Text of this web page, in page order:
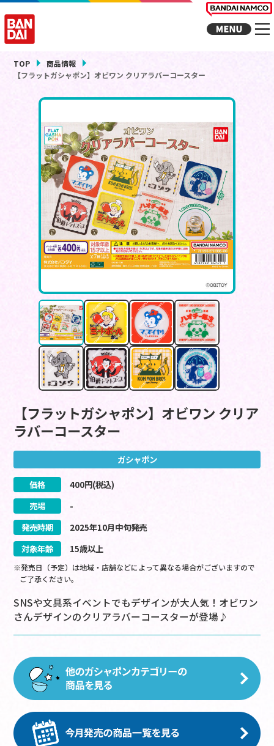
TOP
商品情報
【フラットガシャポン】オビワン クリアラバーコースター
【フラットガシャポン】オビワン クリア
ラバーコースター
ガシャポン
価格 400円(税込)
売場
-
発売時期
2025年10月中旬発売
対象年齢
15歳以上
※発売日（予定）は地域・店舗などによって異なる場合がございますので
ご了承ください。
SNSや文具系イベントでもデザインが大人気！オビワン
さんデザインのクリアラバーコースターが登場♪